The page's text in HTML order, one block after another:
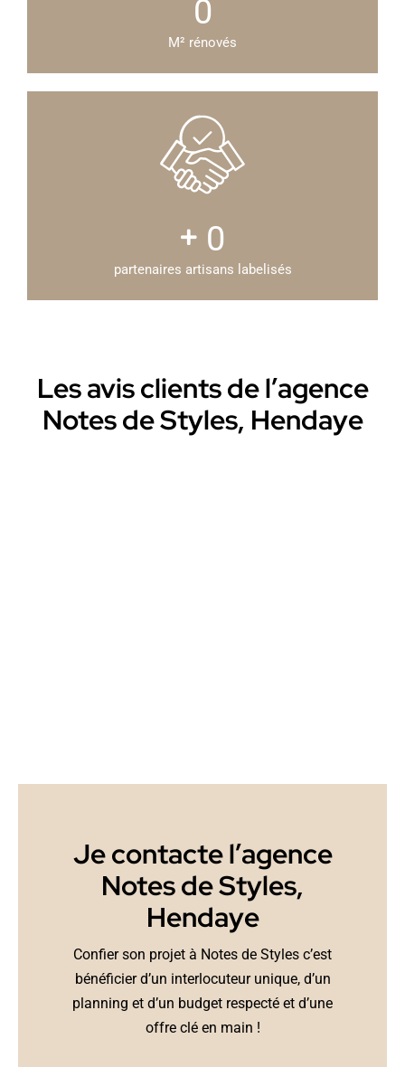
0
M² rénovés
0
partenaires artisans labelisés
Les avis clients de l’agence
Notes de Styles, Hendaye
Je contacte l’agence
Notes de Styles,
Hendaye
Confier son projet à Notes de Styles c’est
bénéficier d’un interlocuteur unique, d’un
planning et d’un budget respecté et d’une
offre clé en main !